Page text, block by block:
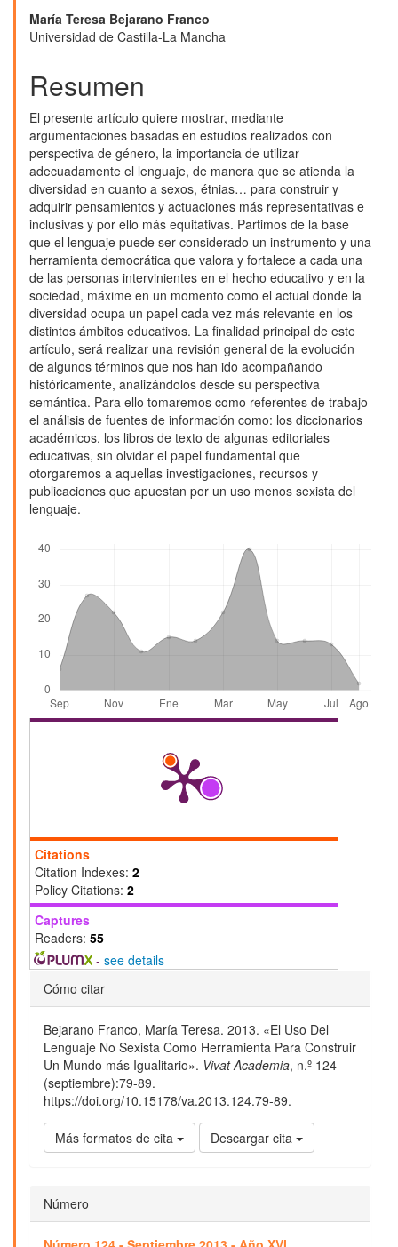
Contenido
principal
del
artículo
María Teresa Bejarano Franco
Universidad de Castilla-La Mancha
Resumen
El presente artículo quiere mostrar, mediante
argumentaciones basadas en estudios realizados con
perspectiva de género, la importancia de utilizar
adecuadamente el lenguaje, de manera que se atienda la
diversidad en cuanto a sexos, étnias… para construir y
adquirir pensamientos y actuaciones más representativas e
inclusivas y por ello más equitativas. Partimos de la base
que el lenguaje puede ser considerado un instrumento y una
herramienta democrática que valora y fortalece a cada una
de las personas intervinientes en el hecho educativo y en la
sociedad, máxime en un momento como el actual donde la
diversidad ocupa un papel cada vez más relevante en los
distintos ámbitos educativos. La finalidad principal de este
artículo, será realizar una revisión general de la evolución
de algunos términos que nos han ido acompañando
históricamente, analizándolos desde su perspectiva
semántica. Para ello tomaremos como referentes de trabajo
el análisis de fuentes de información como: los diccionarios
académicos, los libros de texto de algunas editoriales
educativas, sin olvidar el papel fundamental que
otorgaremos a aquellas investigaciones, recursos y
publicaciones que apuestan por un uso menos sexista del
lenguaje.
Citations
Citation Indexes: 2
Policy Citations: 2
Captures
Readers: 55
- see details
Detalles
del
artículo
Cómo citar
Bejarano Franco, María Teresa. 2013. «El Uso Del
Lenguaje No Sexista Como Herramienta Para Construir
Un Mundo más Igualitario». Vivat Academia, n.º 124
(septiembre):79-89.
https://doi.org/10.15178/va.2013.124.79-89.
Más formatos de cita Descargar cita
Número